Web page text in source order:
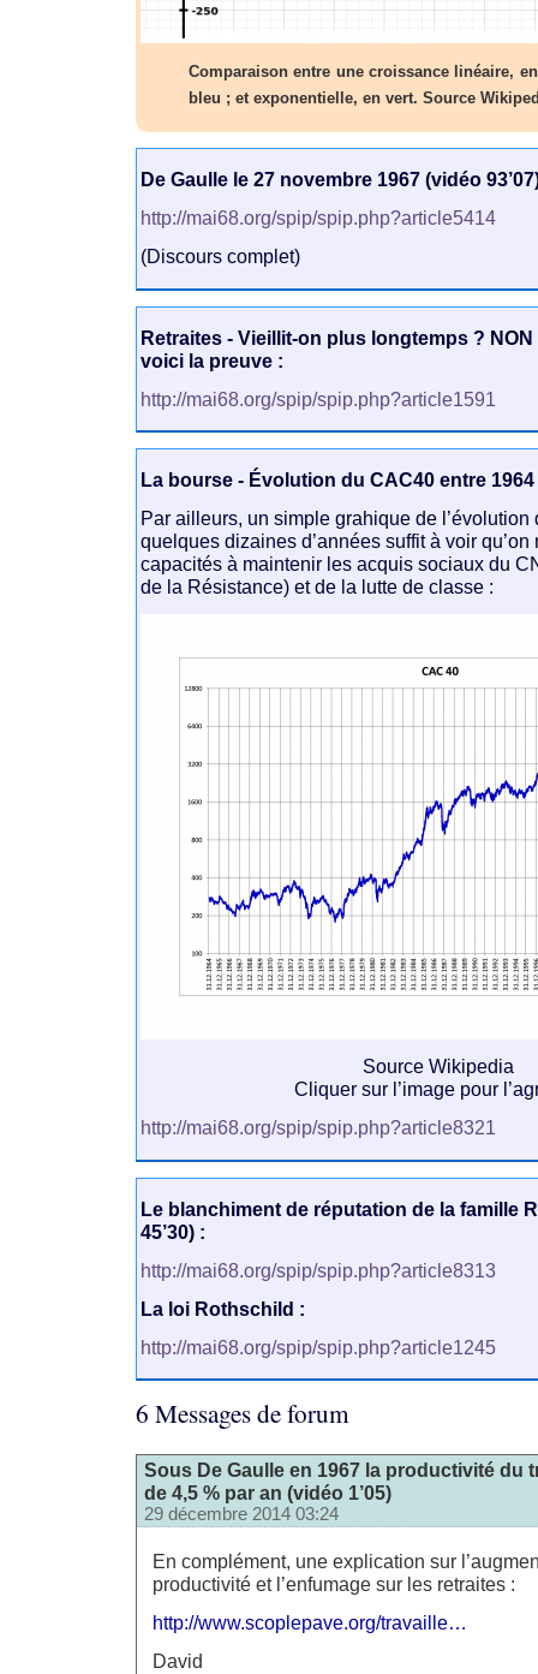
Comparaison entre une croissance linéaire,
bleu ; et exponentielle, en vert. Source
De Gaulle le 27 novembre 1967 (vidéo
http://mai68.org/spip/spip.php?article5414
(Discours complet)
Retraites - Vieillit-on plus longtemps ?
voici la preuve :
http://mai68.org/spip/spip.php?article1591
La bourse - Évolution du CAC40 entre 1964
Par ailleurs, un simple grahique de
quelques dizaines d’années suffit à voir
capacités à maintenir les acquis sociaux du
de la Résistance) et de la lutte de classe :
Source Wikipedia
Cliquer sur l’image pour
http://mai68.org/spip/spip.php?article8321
Le blanchiment de réputation de la famille
45’30) :
http://mai68.org/spip/spip.php?article8313
La loi Rothschild :
http://mai68.org/spip/spip.php?article1245
6 Messages de forum
Sous De Gaulle en 1967 la productivité du
de 4,5 % par an (vidéo 1’05)
29 décembre 2014 03:24
En complément, une explication sur
productivité et l’enfumage sur les retraites :
http://www.scoplepave.org/travaille…
David